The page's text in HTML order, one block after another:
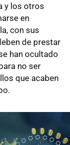
y los otros
en
con sus
de prestar
han ocultado
no ser
que acaben